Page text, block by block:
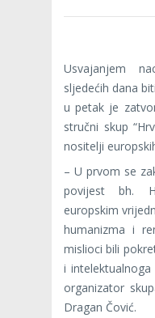
Usvajanjem
sljedećih dana
u petak je
stručni skup
nositelji
– U prvom se
povijest bh.
europskim
humanizma i
mislioci bili
i
organizator
Dragan Čović.